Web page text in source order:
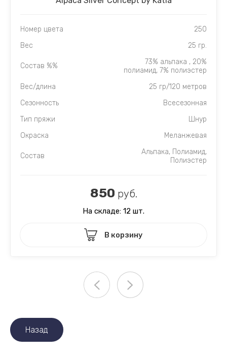
Номер цвета
250
Вес
25 гр.
Состав %%
73% альпака , 20%
полиамид, 7% полиэстер
Вес/длина
25 гр/120 метров
Сезонность
Всесезонная
Тип пряжи
Шнур
Окраска
Меланжевая
Состав
Альпака, Полиамид,
Полиэстер
850 руб.
На складе: 12 шт.
В корзину
Назад